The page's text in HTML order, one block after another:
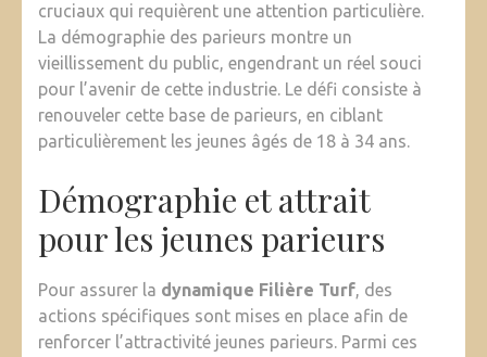
cruciaux qui requièrent une attention particulière.
La démographie des parieurs montre un
vieillissement du public, engendrant un réel souci
pour l’avenir de cette industrie. Le défi consiste à
renouveler cette base de parieurs, en ciblant
particulièrement les jeunes âgés de 18 à 34 ans.
Démographie et attrait
pour les jeunes parieurs
Pour assurer la dynamique Filière Turf, des
actions spécifiques sont mises en place afin de
renforcer l’attractivité jeunes parieurs. Parmi ces